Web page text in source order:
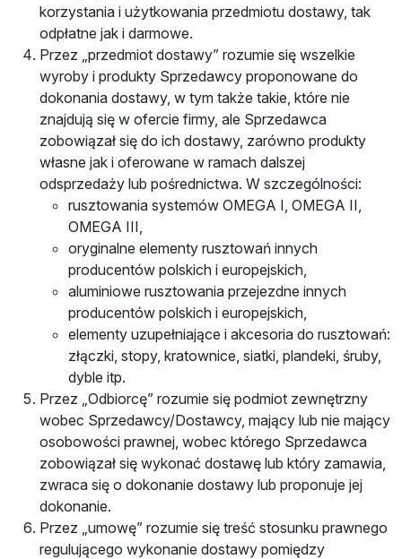
korzystania i użytkowania przedmiotu dostawy, tak
odpłatne jak i darmowe.
Przez „przedmiot dostawy” rozumie się wszelkie
wyroby i produkty Sprzedawcy proponowane do
dokonania dostawy, w tym także takie, które nie
znajdują się w ofercie firmy, ale Sprzedawca
zobowiązał się do ich dostawy, zarówno produkty
własne jak i oferowane w ramach dalszej
odsprzedaży lub pośrednictwa. W szczególności:
rusztowania systemów OMEGA I, OMEGA II,
OMEGA III,
oryginalne elementy rusztowań innych
producentów polskich i europejskich,
aluminiowe rusztowania przejezdne innych
producentów polskich i europejskich,
elementy uzupełniające i akcesoria do rusztowań:
złączki, stopy, kratownice, siatki, plandeki, śruby,
dyble itp.
Przez „Odbiorcę” rozumie się podmiot zewnętrzny
wobec Sprzedawcy/Dostawcy, mający lub nie mający
osobowości prawnej, wobec którego Sprzedawca
zobowiązał się wykonać dostawę lub który zamawia,
zwraca się o dokonanie dostawy lub proponuje jej
dokonanie.
Przez „umowę” rozumie się treść stosunku prawnego
regulującego wykonanie dostawy pomiędzy